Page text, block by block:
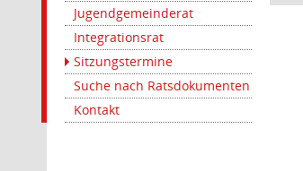
Jugendgemeinderat
Integrationsrat
Sitzungstermine
Suche nach Ratsdokumenten
Kontakt